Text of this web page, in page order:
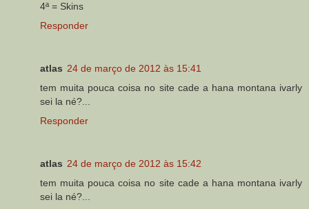
4ª = Skins
Responder
atlas 24 de março de 2012 às 15:41
tem muita pouca coisa no site cade a hana montana ivarly
sei la né?...
Responder
atlas 24 de março de 2012 às 15:42
tem muita pouca coisa no site cade a hana montana ivarly
sei la né?...